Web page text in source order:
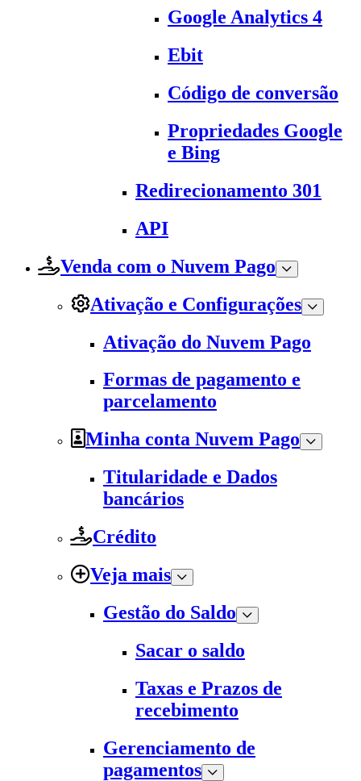
Google Analytics 4
Ebit
Código de conversão
Propriedades Google
e Bing
Redirecionamento 301
API
Venda com o Nuvem Pago
Ativação e Configurações
Ativação do Nuvem Pago
Formas de pagamento e
parcelamento
Minha conta Nuvem Pago
Titularidade e Dados
bancários
Crédito
Veja mais
Gestão do Saldo
Sacar o saldo
Taxas e Prazos de
recebimento
Gerenciamento de
pagamentos